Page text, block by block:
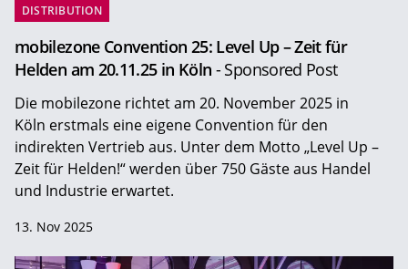
DISTRIBUTION
mobilezone Convention 25: Level Up – Zeit für
Helden am 20.11.25 in Köln - Sponsored Post
Die mobilezone richtet am 20. November 2025 in
Köln erstmals eine eigene Convention für den
indirekten Vertrieb aus. Unter dem Motto „Level Up –
Zeit für Helden!“ werden über 750 Gäste aus Handel
und Industrie erwartet.
13. Nov 2025